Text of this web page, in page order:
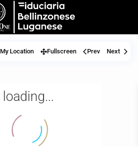
loading...
My Location Fullscreen Prev Next